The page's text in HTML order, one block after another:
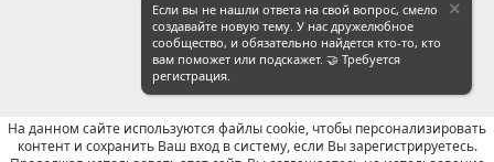
Если вы не нашли ответа на свой вопрос, смело
создавайте новую тему. У нас дружелюбное
сообщество, и обязательно найдется кто-то, кто
вам поможет или подскажет. 🤝 Требуется
регистрация.
На данном сайте используются файлы cookie, чтобы персонализировать
контент и сохранить Ваш вход в систему, если Вы зарегистрируетесь.